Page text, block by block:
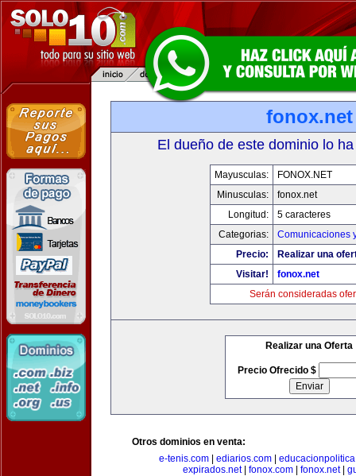
fonox.net
El dueño de este dominio lo
Mayusculas:
FONOX.NET
Minusculas:
fonox.net
Longitud:
5 caracteres
Categorias:
Comunicaciones
Precio:
Realizar una
Visitar!
fonox.net
Serán consideradas
Realizar una Oferta
Precio Ofrecido $
Otros dominios en venta:
e-tenis.com
ediarios.com
expirados.net| fonox.com fonox.net|